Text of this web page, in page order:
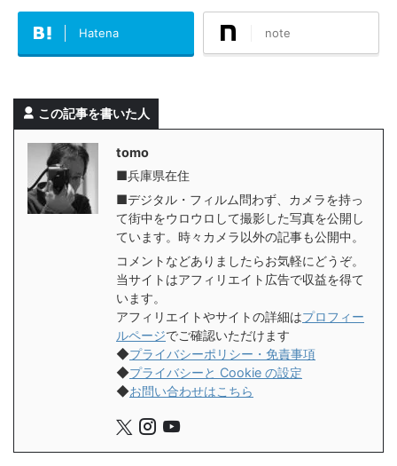
Hatena note
この記事を書いた人
tomo
■兵庫県在住
■デジタル・フィルム問わず、カメラを持っ
て街中をウロウロして撮影した写真を公開し
ています。時々カメラ以外の記事も公開中。
コメントなどありましたらお気軽にどうぞ。
当サイトはアフィリエイト広告で収益を得て
います。
アフィリエイトやサイトの詳細はプロフィー
ルページでご確認いただけます
◆プライバシーポリシー・免責事項
◆プライバシーと Cookie の設定
◆お問い合わせはこちら